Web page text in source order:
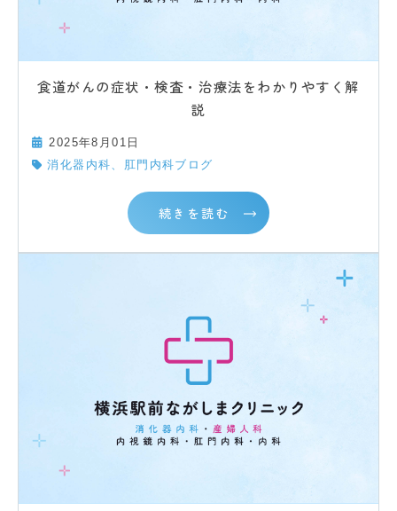
食道がんの症状・検査・治療法をわかりやすく解
説
2025年8月01日
消化器内科、肛門内科ブログ
続きを読む